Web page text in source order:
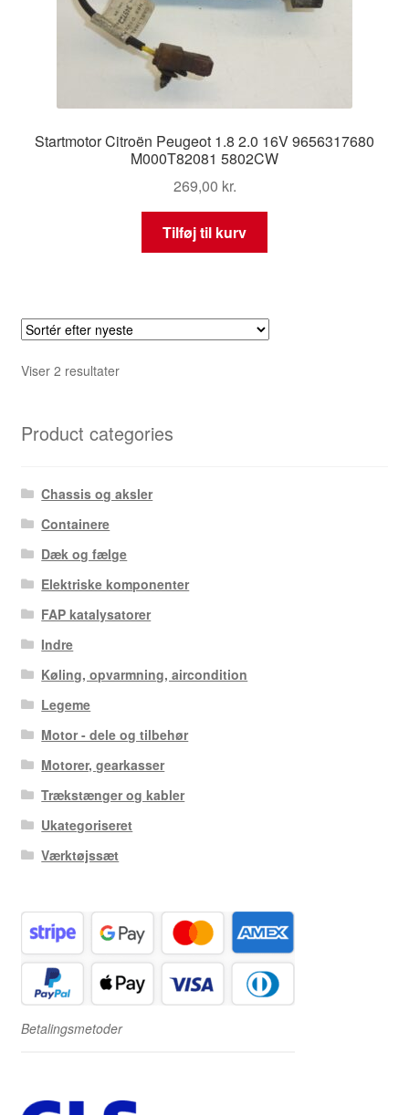
Startmotor Citroën Peugeot 1.8 2.0 16V 9656317680
M000T82081 5802CW
269,00 kr.
Tilføj til kurv
Viser 2 resultaterSorteret
Product categories
Chassis og aksler
Containere
Dæk og fælge
Elektriske komponenter
FAP katalysatorer
Indre
Køling, opvarmning, aircondition
Legeme
Motor - dele og tilbehør
Motorer, gearkasser
Trækstænger og kabler
Ukategoriseret
Værktøjssæt
Betalingsmetoder